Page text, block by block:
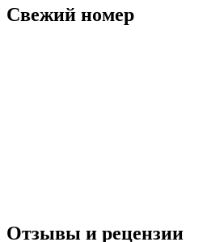
Свежий номер
Отзывы и рецензии